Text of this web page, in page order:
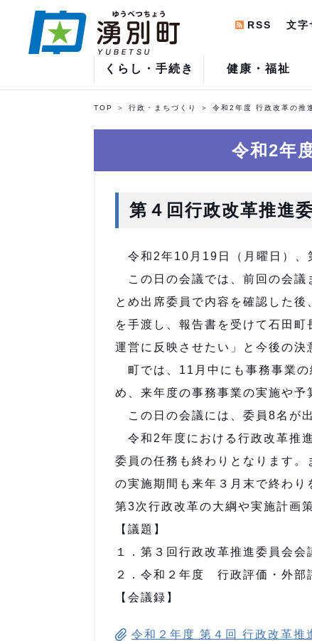
くらし・手続き 健康・福祉
RSS 文字
TOP 行政・まちづくり 令和2年度 行政改革の推
令和2年
第４回行政改革推進
令和2年10月19日（月曜日）、
この日の会議では、前回の会議
とめ出席委員で内容を確認した
を手渡し、報告書を受けて石田
運営に反映させたい」と今後の決
町では、11月中にも事務事業の
め、来年度の事務事業の実施や予
この日の会議には、委員8名が
令和2年度における行政改革推
委員の任務も終わりとなります
の実施期間も来年３月末で終わ
第3次行政改革の大綱や実施計画
【議題】
１．第３回行政改革推進委員会会
２．令和２年度 行政評価・外部
【会議録】
令和２年度 第４回 行政改革